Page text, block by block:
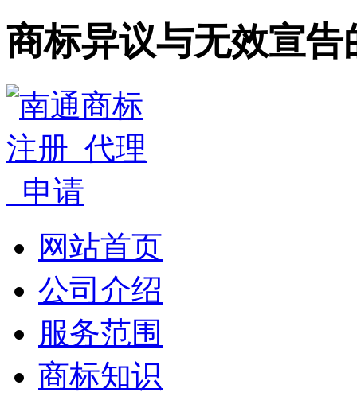
商标异议与无效宣
网站首页
公司介绍
服务范围
商标知识